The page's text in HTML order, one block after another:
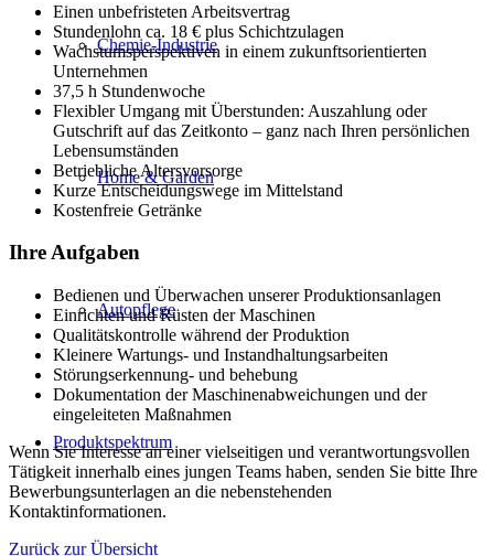
Chemie-Industrie
Home & Garden
Autopflege
Produktspektrum
Einen unbefristeten Arbeitsvertrag
Stundenlohn ca. 18 € plus Schichtzulagen
Wachstumsperspektiven in einem zukunftsorientierten
Unternehmen
37,5 h Stundenwoche
Flexibler Umgang mit Überstunden: Auszahlung oder
Gutschrift auf das Zeitkonto – ganz nach Ihren persönlichen
Lebensumständen
Betriebliche Altersvorsorge
Kurze Entscheidungswege im Mittelstand
Kostenfreie Getränke
Ihre Aufgaben
Bedienen und Überwachen unserer Produktionsanlagen
Einrichten und Rüsten der Maschinen
Qualitätskontrolle während der Produktion
Kleinere Wartungs- und Instandhaltungsarbeiten
Störungserkennung- und behebung
Dokumentation der Maschinenabweichungen und der
eingeleiteten Maßnahmen
Wenn Sie Interesse an einer vielseitigen und verantwortungsvollen
Tätigkeit innerhalb eines jungen Teams haben, senden Sie bitte Ihre
Bewerbungsunterlagen an die nebenstehenden
Kontaktinformationen.
Zurück zur Übersicht